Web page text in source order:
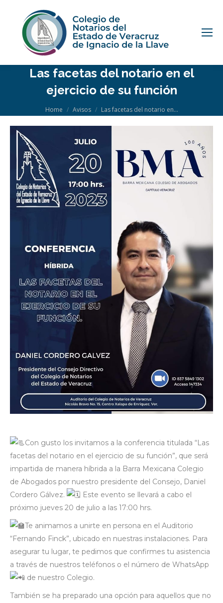
Las facetas del notario en el
ejercicio de su función
You are here:
Home Avisos Las facetas del notario en…
Con gusto los invitamos a la conferencia titulada “Las
facetas del notario en el ejercicio de su función”, que será
impartida de manera híbrida a la Barra Mexicana Colegio
de Abogados por nuestro presidente del Consejo, Daniel
Cordero Gálvez.
Este evento se llevará a cabo el
próximo jueves 20 de julio a las 17:00 hrs.
Te animamos a unirte en persona en el Auditorio
“Fernando Finck”, ubicado en nuestras instalaciones. Para
asegurar tu lugar, te pedimos que confirmes tu asistencia
a través de nuestros teléfonos o el número de WhatsApp
de nuestro Colegio.
También se ha preparado una opción para aquellos que no